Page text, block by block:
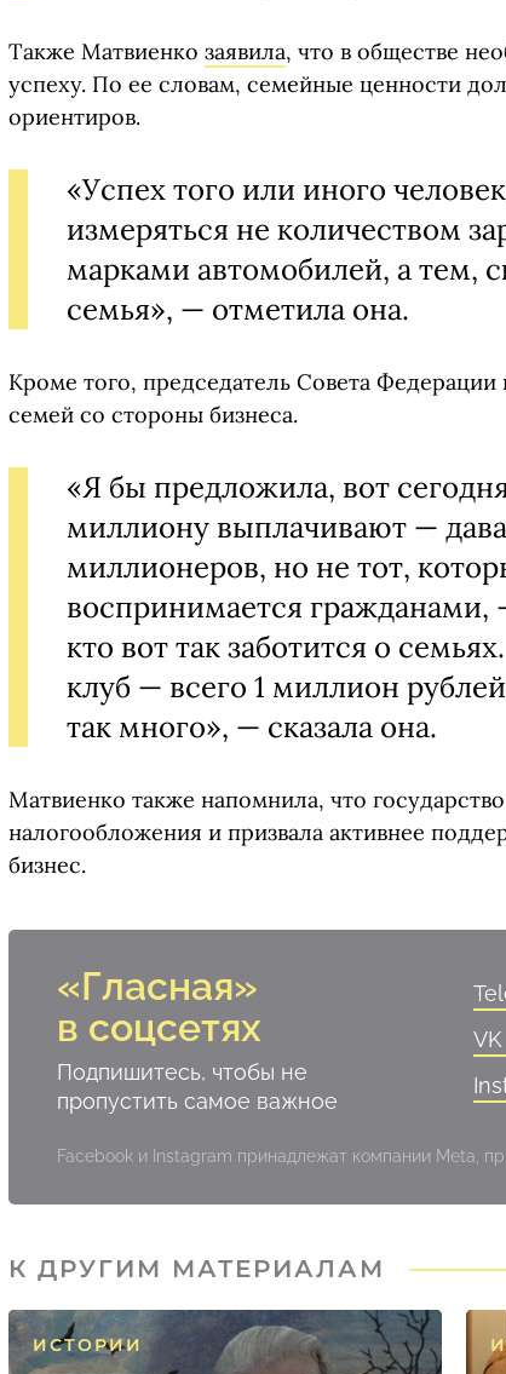
Также Матвиенко заявила, что в обществе
успеху. По ее словам, семейные ценности
ориентиров.
«Успех того или иного
измеряться не количеством
марками автомобилей, а тем,
семья», — отметила она.
Кроме того, председатель Совета
семей со стороны бизнеса.
«Я бы предложила, вот
миллиону выплачивают —
миллионеров, но не тот,
воспринимается гражданами,
кто вот так заботится о
клуб — всего 1 миллион
так много», — сказала она.
Матвиенко также напомнила, что
налогообложения и призвала активнее
бизнес.
«Гласная»
в соцсетях
Подпишитесь, чтобы не
пропустить самое важное
VK
Facebook и Instagram принадлежат компании Meta,
К ДРУГИМ МАТЕРИАЛАМ
ИСТОРИИ